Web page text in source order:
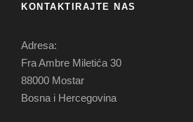
KONTAKTIRAJTE NAS
Adresa:
Fra Ambre Miletića 30
88000 Mostar
Bosna i Hercegovina